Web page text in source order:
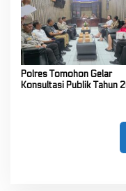
Polres Tomohon Gelar
Konsultasi Publik Tahun